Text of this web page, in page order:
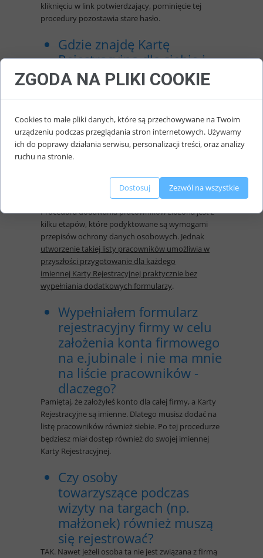
kliknięciu w link potwierdzający, pominięcie tej
procedury pozostawia stare hasło.
Gdzie znajdę Kartę
Rejestracyjną dla siebie i
innych pracowników?
Po zalogowaniu do e.jubinale.com przejdź kolejno
do zakładki "Informacje ogólne / Lista
nich możesz wydrukować imienną Kartę
Rejestracyjną. Jeżeli nikogo nie masz na liście albo
chcesz dodać dodatkowego pracownika - musisz
przejść procedurę dodawania kolejnej osoby. W tym
celu naciśnij zielony przycisk " + dodaj pracownika" i
postępuj zgodnie z kolejnymi informacjami.
Procedura dodawania pracowników złożona jest z
kilku etapów, które podyktowane są wymogami
przepisów ochrony danych osobowych. Jednak
utworzenie takiej listy pracowników umożliwia w
przyszłości przygotowanie dla każdego
imiennej Karty Rejestracyjnej praktycznie bez
wypełniania dodatkowych formularzy.
Wypełniałem formularz
rejestracyjny firmy w celu
założenia konta firmowego
na e.jubinale i nie ma mnie
na liście pracowników -
dlaczego?
Pamiętaj, że założyłeś konto dla całej firmy, a Karty
Rejestracyjne są imienne. Dlatego musisz dodać na
listę pracowników również siebie. Po tej procedurze
będziesz miał dostęp również do swojej imiennej
Karty Rejestracyjnej.
Czy osoby
towarzyszące podczas
wizyty na targach (np.
małżonek) również muszą
się rejestrować?
TAK. Nawet jeżeli osoba ta nie jest związana z firmą
ZGODA NA PLIKI COOKIE
Cookies to małe pliki danych, które są przechowywane na Twoim
urządzeniu podczas przeglądania stron internetowych. Używamy
ich do poprawy działania serwisu, personalizacji treści, oraz analizy
ruchu na stronie.
Dostosuj Zezwól na wszystkie